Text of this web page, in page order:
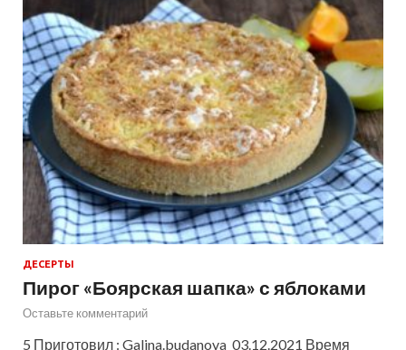
ДЕСЕРТЫ
Пирог «Боярская шапка» с яблоками
Оставьте комментарий
5 Приготовил : Galina.budanova 03.12.2021 Время